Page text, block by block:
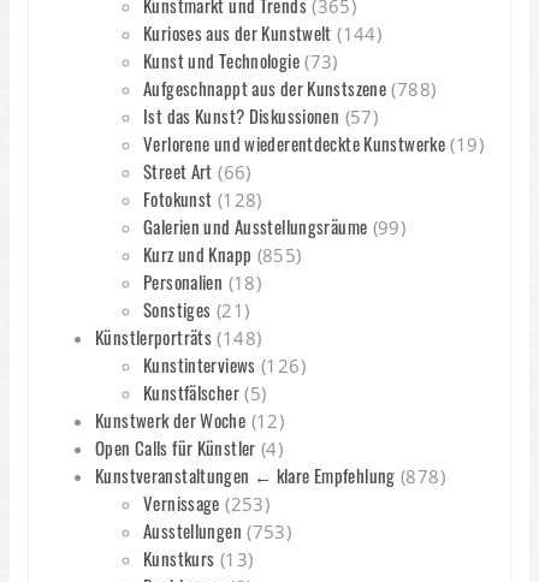
(365)
Kurioses aus der Kunstwelt (144)
Kunst und Technologie(73)
Aufgeschnappt aus der Kunstszene (788)
Ist das Kunst? Diskussionen (57)
Verlorene und wiederentdeckte Kunstwerke (19)
Street Art (66)
Fotokunst (128)
Galerien und Ausstellungsräume (99)
Kurz und Knapp (855)
Personalien (18)
Sonstiges (21)
Künstlerporträts (148)
Kunstinterviews (126)
Kunstfälscher(5)
Kunstwerk der Woche (12)
Open Calls für Künstler (4)
Kunstveranstaltungen ← klare Empfehlung (878)
Vernissage (253)
Ausstellungen (753)
Kunstkurs (13)